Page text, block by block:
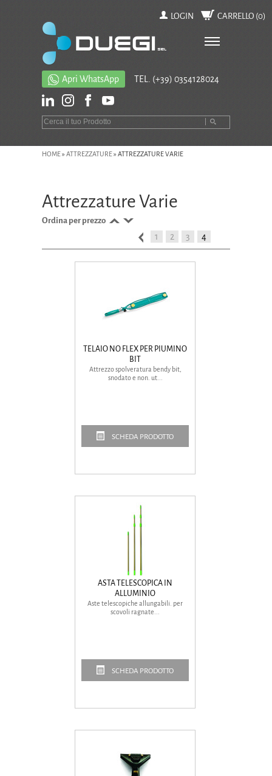
LOGIN CARRELLO (0)
Apri WhatsApp TEL. (+39) 0354128024
HOME» ATTREZZATURE» ATTREZZATURE VARIE
Attrezzature Varie
1 2 3 4
Ordina per prezzo
TELAIO NO FLEX PER PIUMINO
BIT
Attrezzo spolveratura bendy bit,
snodato e non. ut...
SCHEDA PRODOTTO
ASTA TELESCOPICA IN
ALLUMINIO
Aste telescopiche allungabili. per
scovoli ragnate...
SCHEDA PRODOTTO